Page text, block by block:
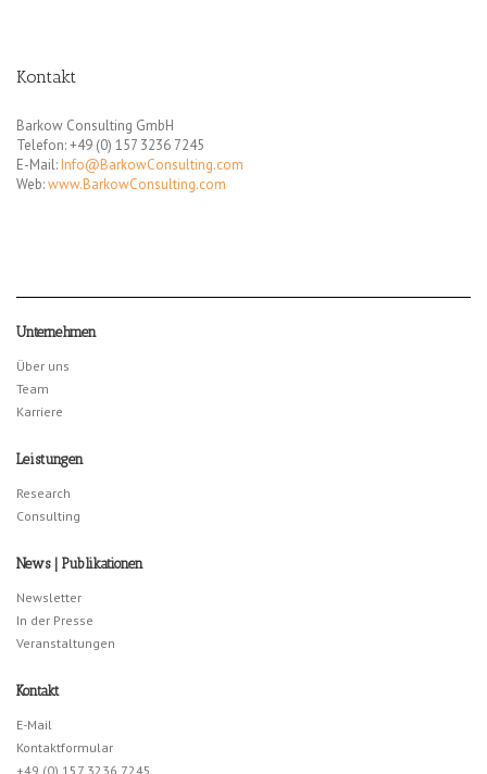
Kontakt
Barkow Consulting GmbH
Telefon: +49 (0) 157 3236 7245
E-Mail: Info@BarkowConsulting.com
Web:www.BarkowConsulting.com
Unternehmen
Über uns
Team
Karriere
Leistungen
Research
Consulting
News | Publikationen
Newsletter
In der Presse
Veranstaltungen
Kontakt
E-Mail
Kontaktformular
+49 (0) 157 3236 7245